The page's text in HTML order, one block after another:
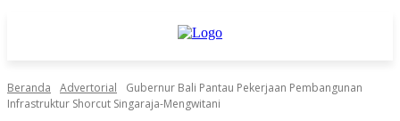
Beranda Advertorial
Gubernur Bali Pantau Pekerjaan Pembangunan
Infrastruktur Shorcut Singaraja-Mengwitani